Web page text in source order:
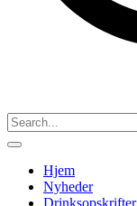
Hjem
Nyheder
Drinksopskrifter